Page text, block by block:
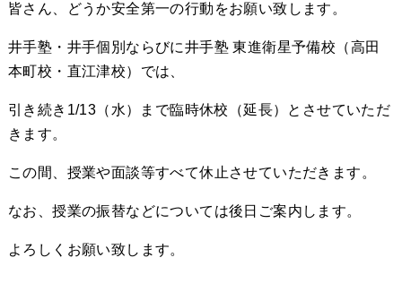
皆さん、どうか安全第一の行動をお願い致します。
井手塾・井手個別ならびに井手塾 東進衛星予備校（高田
本町校・直江津校）では、
引き続き1/13（水）まで臨時休校（延長）とさせていただ
きます。
この間、授業や面談等すべて休止させていただきます。
なお、授業の振替などについては後日ご案内します。
よろしくお願い致します。